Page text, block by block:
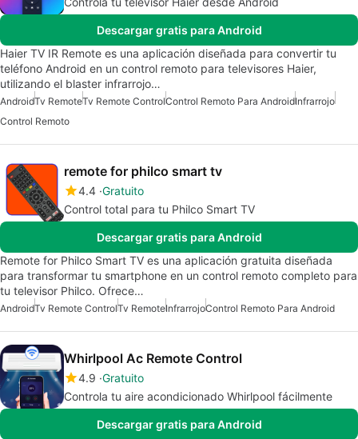
Descargar gratis para Android
Haier TV IR Remote es una aplicación diseñada para convertir tu
teléfono Android en un control remoto para televisores Haier,
utilizando el blaster infrarrojo…
AndroidTv RemoteTv Remote ControlControl Remoto Para AndroidInfrarrojo
Control Remoto
remote for philco smart tv
4.4 Gratuito
Control total para tu Philco Smart TV
Descargar gratis para Android
Remote for Philco Smart TV es una aplicación gratuita diseñada
para transformar tu smartphone en un control remoto completo para
tu televisor Philco. Ofrece…
AndroidTv Remote ControlTv RemoteInfrarrojoControl Remoto Para Android
Whirlpool Ac Remote Control
4.9 Gratuito
Controla tu aire acondicionado Whirlpool fácilmente
Descargar gratis para Android